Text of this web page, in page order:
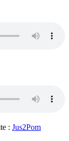
: Jus2Pom